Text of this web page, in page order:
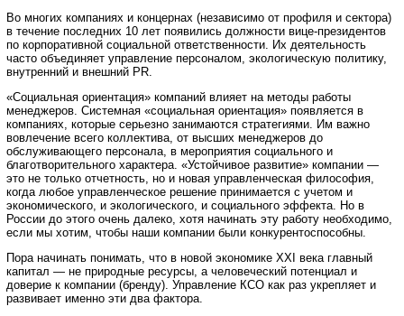
Во многих компаниях и концернах (независимо от профиля и сектора)
в течение последних 10 лет появились должности вице-президентов
по корпоративной социальной ответственности. Их деятельность
часто объединяет управление персоналом, экологическую политику,
внутренний и внешний PR.
«Социальная ориентация» компаний влияет на методы работы
менеджеров. Системная «социальная ориентация» появляется в
компаниях, которые серьезно занимаются стратегиями. Им важно
вовлечение всего коллектива, от высших менеджеров до
обслуживающего персонала, в мероприятия социального и
благотворительного характера. «Устойчивое развитие» компании —
это не только отчетность, но и новая управленческая философия,
когда любое управленческое решение принимается с учетом и
экономического, и экологического, и социального эффекта. Но в
России до этого очень далеко, хотя начинать эту работу необходимо,
если мы хотим, чтобы наши компании были конкурентоспособны.
Пора начинать понимать, что в новой экономике XXI века главный
капитал — не природные ресурсы, а человеческий потенциал и
доверие к компании (бренду). Управление КСО как раз укрепляет и
развивает именно эти два фактора.